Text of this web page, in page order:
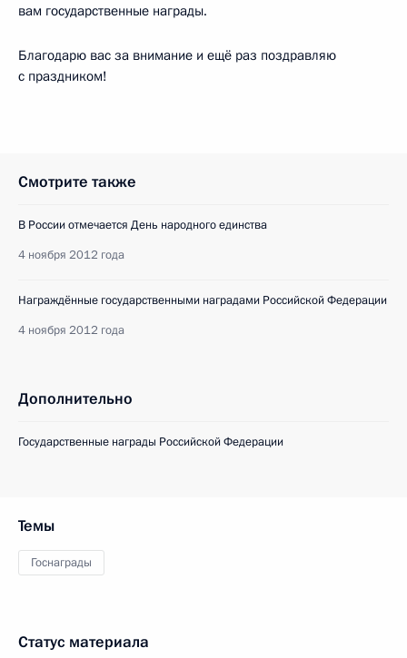
вам государственные награды.
Благодарю вас за внимание и ещё раз поздравляю
с праздником!
Смотрите также
В России отмечается День народного единства
4 ноября 2012 года
Награждённые государственными наградами Российской Федерации
4 ноября 2012 года
Дополнительно
Государственные награды Российской Федерации
Темы
Госнаграды
Статус материала